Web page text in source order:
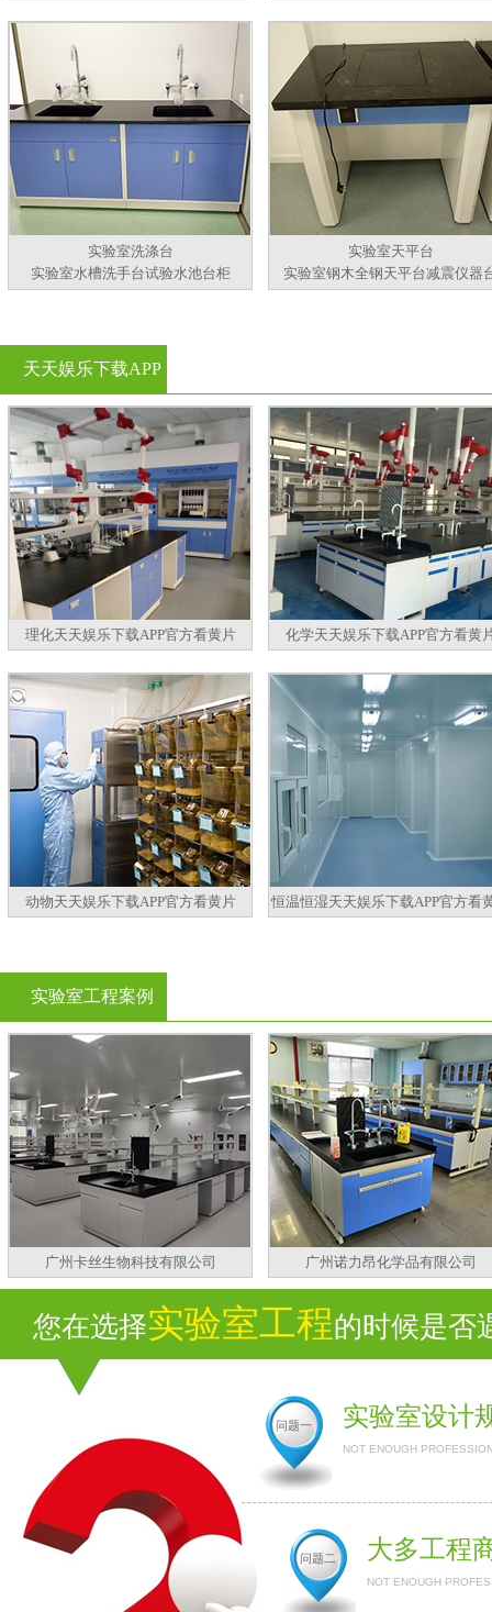
实验室洗涤台
实验室水槽洗手台试验水池台柜
实验室天平台
实验室钢木全钢天平台减震仪器
天天娱乐下载APP
官方看黄片
理化天天娱乐下载APP官方看黄片 化学天天娱乐下载APP官方看黄
动物天天娱乐下载APP官方看黄片 恒温恒湿天天娱乐下载APP官方看
实验室工程案例
广州卡丝生物科技有限公司 广州诺力昂化学品有限公司
您在选择实验室工程的时候是否
问题一 实验室设计
NOT ENOUGH
问题二 大多工程
NOT ENOUGH